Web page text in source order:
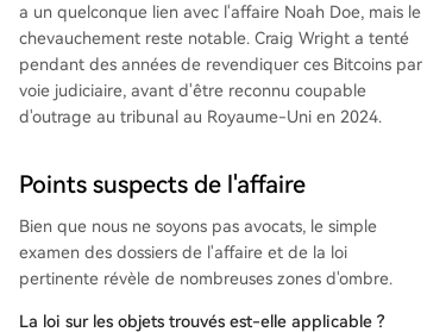
a un quelconque lien avec l'affaire Noah Doe, mais le
chevauchement reste notable. Craig Wright a tenté
pendant des années de revendiquer ces Bitcoins par
voie judiciaire, avant d'être reconnu coupable
d'outrage au tribunal au Royaume-Uni en 2024.
Points suspects de l'affaire
Bien que nous ne soyons pas avocats, le simple
examen des dossiers de l'affaire et de la loi
pertinente révèle de nombreuses zones d'ombre.
La loi sur les objets trouvés est-elle applicable ?